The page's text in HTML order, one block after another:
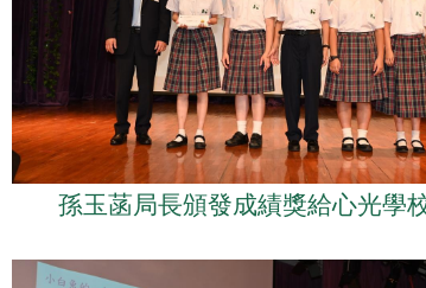
孫玉菡局長頒發成績獎給心光學